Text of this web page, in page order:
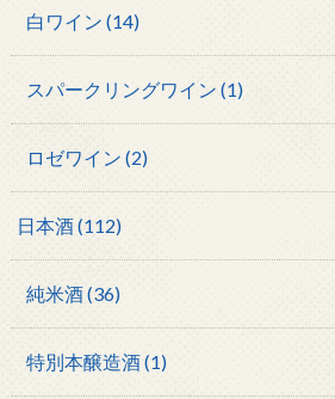
白ワイン (14)
スパークリングワイン (1)
ロゼワイン (2)
日本酒(112)
純米酒(36)
特別本醸造酒(1)